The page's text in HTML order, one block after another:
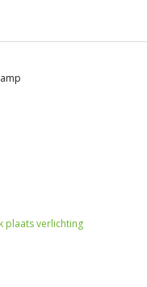
plaats verlichting